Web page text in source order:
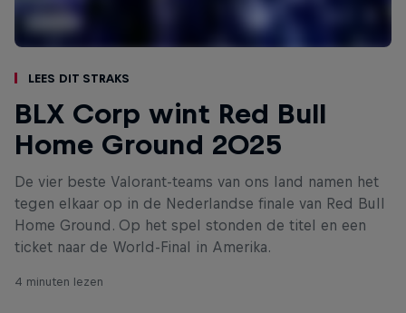
Lees dit straks
BLX Corp wint Red Bull
Home Ground 2025
De vier beste Valorant-teams van ons land namen het
tegen elkaar op in de Nederlandse finale van Red Bull
Home Ground. Op het spel stonden de titel en een
ticket naar de World-Final in Amerika.
4 minuten lezen